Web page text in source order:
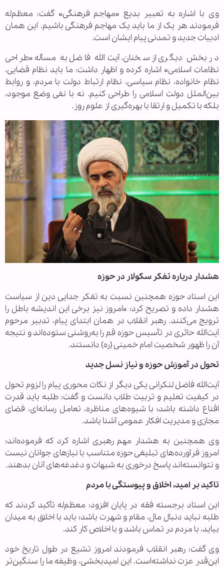
وی با اشاره به تعبیر بدیع «مهاجم فرهنگی» گفت: معظم‌له
فرمودند هر یک از ما باید یک مهاجم فرهنگی باشیم. این همان
ادبیات جدید و تمدنی پیام ایشان است.
در بخش دیگری از سخنان، آیت‌الله فاضل به مسأله «طراحی
نظامات اسلامی» اشاره کرده و اظهار داشت: ما باید نظام قضایی،
نظام خانواده، نظام سیاسی، نظام ارتباط دولت با مردم، و روابط
بین‌الملل دولت اسلامی را طراحی کنیم. نه با نفی وضع موجود،
بلکه با تکمیل و ارتقا با بهره‌گیری از علوم روز.
هشدار درباره تفکر سکولار در حوزه
این استاد حوزه همچنین نسبت به تفکر جدایی دین از سیاست
هشدار داده و تصریح کرد: «امروز نیز برخی این اندیشه باطل را
ترویج می‌کنند. رهبر انقلاب در همان ابتدای پیام، تدبیر مرحوم
آیت‌الله حائری در تأسیس حوزه قم را به‌روشنی ستوده‌اند و نتیجه
آن را ظهور شخصیت امام خمینی (ره) دانستند.
تحول در آموزش حوزه و نیاز نسل جدید
آیت‌الله فاضل لنکرانی یکی دیگر از نکات محوری پیام را لزوم تحول
در کیفیت تعلیم و تربیت طلاب دانست و گفت: طلبه باید قدرت
اقناع داشته باشد؛ با شیوه‌های مناظره، تعامل رسانه‌ای، فضای
مجازی و مدیریت افکار عمومی آشنا باشد.
وی همچنین به هشدار مهم رهبری اشاره کرد که فرموده‌اند:
امروز فرآورده‌های تبلیغی حوزه متناسب با نیازهای جوانان نیست
و نتوانسته‌اند پاسخ درخوری به شبهات و دغدغه‌های آنان بدهند.
تاکید بر امید، اخلاق و پیوستگی با مردم
این استاد برجسته فقه در پایان افزود: معظم‌له تأکید کردند که
طلبه نباید دنبال مال، مقام و شهرت باشد؛ باید با اخلاق به میدان
بیاید، با مردم در تماس باشد و با اخلاص کار کند.
وی گفت: رهبر انقلاب فرمودند امروز تشیع در طول تاریخ خود
این‌قدر عزت نداشته‌است. این امیدبخشی، وظیفه ما را سنگین‌تر